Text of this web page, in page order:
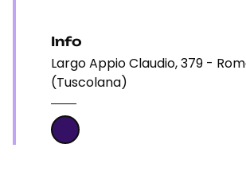
Info
Largo Appio Claudio, 379 -
(Tuscolana)